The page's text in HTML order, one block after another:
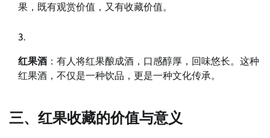
果，既有观赏价值，又有收藏价值。
红果酒 ：有人将红果酿成酒，口感醇厚，回味悠长。这种
红果酒，不仅是一种饮品，更是一种文化传承。
三、红果收藏的价值与意义